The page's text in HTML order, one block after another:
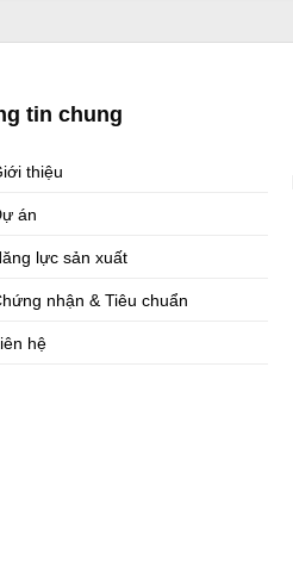
tin chung
thiệu
án
lực sản xuất
nhận & Tiêu chuẩn
hệ